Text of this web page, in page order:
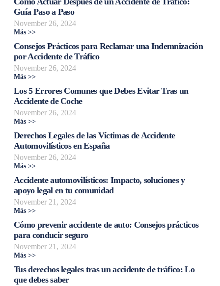
Guía Paso a Paso
November 26, 2024
Más >>
Consejos Prácticos para Reclamar una Indemnización
por Accidente de Tráfico
November 26, 2024
Más >>
Los 5 Errores Comunes que Debes Evitar Tras un
Accidente de Coche
November 26, 2024
Más >>
Derechos Legales de las Víctimas de Accidente
Automovilísticos en España
November 26, 2024
Más >>
Accidente automovilísticos: Impacto, soluciones y
apoyo legal en tu comunidad
November 21, 2024
Más >>
Cómo prevenir accidente de auto: Consejos prácticos
para conducir seguro
November 21, 2024
Más >>
Tus derechos legales tras un accidente de tráfico: Lo
que debes saber